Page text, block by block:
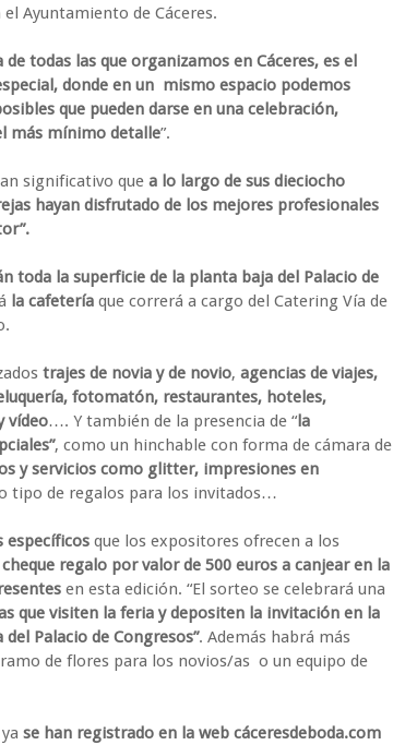
Ayuntamiento de Cáceres.
de todas las que organizamos en Cáceres, es el
donde en un mismo espacio podemos
que pueden darse en una celebración,
más mínimo detalle”.
significativo que a lo largo de sus dieciocho
hayan disfrutado de los mejores profesionales
toda la superficie de la planta baja del Palacio de
la cafetería que correrá a cargo del Catering Vía de
trajes de novia y de novio, agencias de viajes,
fotomatón, restaurantes, hoteles,
vídeo…. Y también de la presencia de “la
, como un hinchable con forma de cámara de
y servicios como glitter, impresiones en
tipo de regalos para los invitados…
específicos que los expositores ofrecen a los
regalo por valor de 500 euros a canjear en la
en esta edición. “El sorteo se celebrará una
que visiten la feria y depositen la invitación en la
Palacio de Congresos”. Además habrá más
de flores para los novios/as o un equipo de
se han registrado en la web cáceresdeboda.com